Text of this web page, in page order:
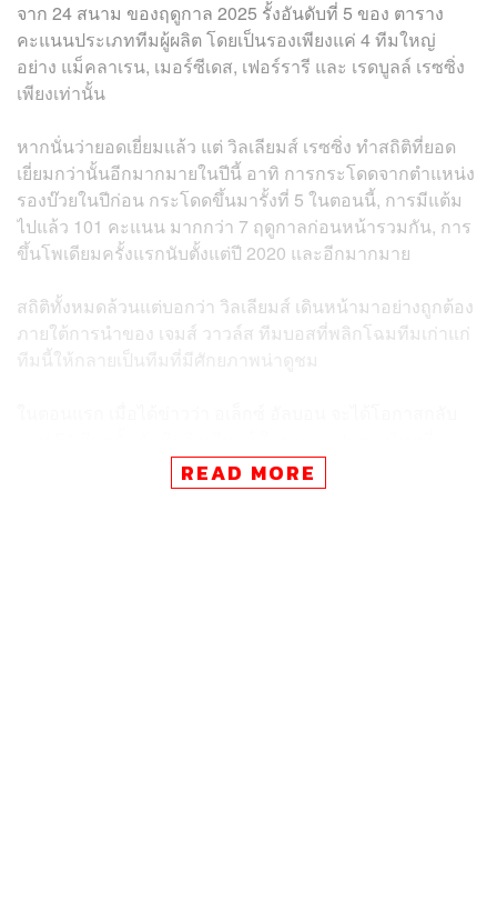
จาก 24 สนาม ของฤดูกาล 2025 รั้งอันดับที่ 5 ของ ตาราง
คะแนนประเภททีมผู้ผลิต โดยเป็นรองเพียงแค่ 4 ทีมใหญ่
อย่าง แม็คลาเรน, เมอร์ซีเดส, เฟอร์รารี และ เรดบูลล์ เรซซิ่ง
เพียงเท่านั้น
หากนั่นว่ายอดเยี่ยมแล้ว แต่ วิลเลียมส์ เรซซิ่ง ทำสถิติที่ยอด
เยี่ยมกว่านั้นอีกมากมายในปีนี้ อาทิ การกระโดดจากตำแหน่ง
รองบ๊วยในปีก่อน กระโดดขึ้นมารั้งที่ 5 ในตอนนี้, การมีแต้ม
ไปแล้ว 101 คะแนน มากกว่า 7 ฤดูกาลก่อนหน้ารวมกัน, การ
ขึ้นโพเดียมครั้งแรกนับตั้งแต่ปี 2020 และอีกมากมาย
สถิติทั้งหมดล้วนแต่บอกว่า วิลเลียมส์ เดินหน้ามาอย่างถูกต้อง
ภายใต้การนำของ เจมส์ วาวล์ส ทีมบอสที่พลิกโฉมทีมเก่าแก่
ทีมนี้ให้กลายเป็นทีมที่มีศักยภาพน่าดูชม
เอาใจช่วย ยังกังขาว่าอเล็กซ์จะไปได้ไกลขนาดไหน ในทีม
READ MORE